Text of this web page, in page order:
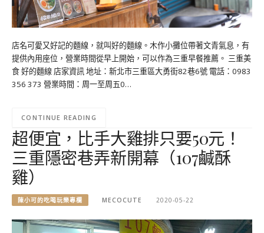
店名可愛又好記的麵線，就叫好的麵線。木作小攤位帶著文青氣息，有
提供內用座位，營業時間從早上開始，可以作為三重早餐推薦。 三重美
食 好的麵線 店家資訊 地址：新北市三重區大勇街82巷6號 電話：0983
356 373 營業時間：周一至周五0…
CONTINUE READING
超便宜，比手大雞排只要50元！
三重隱密巷弄新開幕（107鹹酥
雞）
陳小可的吃喝玩樂專欄 MECOCUTE 2020-05-22